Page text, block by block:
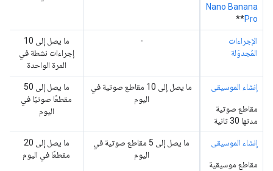
Nano Banana
Pro
**
الإجراءات
المُجدوَلة
-
ما يصل إلى 10
إجراءات نشطة في
المرة الواحدة
إنشاء الموسيقى
مقاطع صوتية
مدتها 30 ثانية
ما يصل إلى 10 مقاطع صوتية في
اليوم
ما يصل إلى 50
مقطعًا صوتيًا في
اليوم
إنشاء الموسيقى
مقاطع موسيقية
ما يصل إلى 5 مقاطع صوتية في
اليوم
ما يصل إلى 20
مقطعًا في اليوم